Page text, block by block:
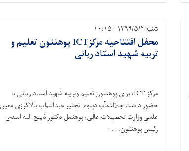
شنبه ۱۳۹۹/۵/۴ - ۱۰:۱۵
محفل افتتاحیه مرکزICT پوهنتون تعلیم و
تربیه شهید استاد ربانی
مرکز ICT، برای پوهنتون تعلیم وتربیه شهید استاد ربانی با
حضور داشت جلالتمآب دپلوم انجنیر عبدالتواب بالاکرزی معین
علمی وزارت تحصیلات عالی، پوهنمل دکتور ذبیح الله اسدی
رئیس پوهنتون، . . .